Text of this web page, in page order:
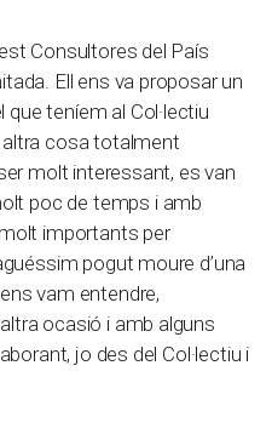
Consultores del País
Ell ens va proposar un
teníem al Col·lectiu
altra cosa totalment
molt interessant, es van
poc de temps i amb
importants per
pogut moure d’una
vam entendre,
ocasió i amb alguns
jo des del Col·lectiu i